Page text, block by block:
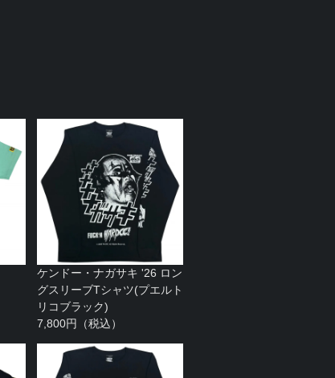
ケンドー・ナガサキ '26 ロン
グスリーブTシャツ(プエルト
リコブラック)
7,800円（税込）